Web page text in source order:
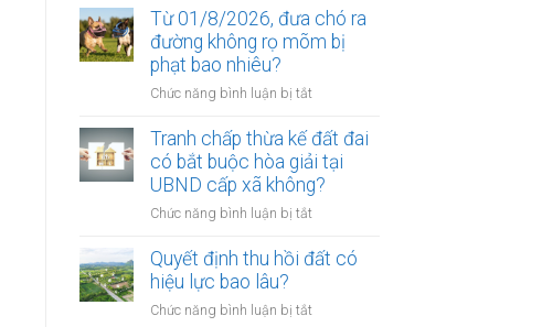
kiện
để
công
viên
mới
nhất
Từ 01/8/2026, đưa chó ra
đường không rọ mõm bị
phạt bao nhiêu?
Chức năng bình luận bị tắt
01/8/2026,
đưa
chó
ra
đường
rọ
Tranh chấp thừa kế đất đai
có bắt buộc hòa giải tại
UBND cấp xã không?
Chức năng bình luận bị tắt
chấp
đất
Quyết định thu hồi đất có
hiệu lực bao lâu?
Chức năng bình luận bị tắt